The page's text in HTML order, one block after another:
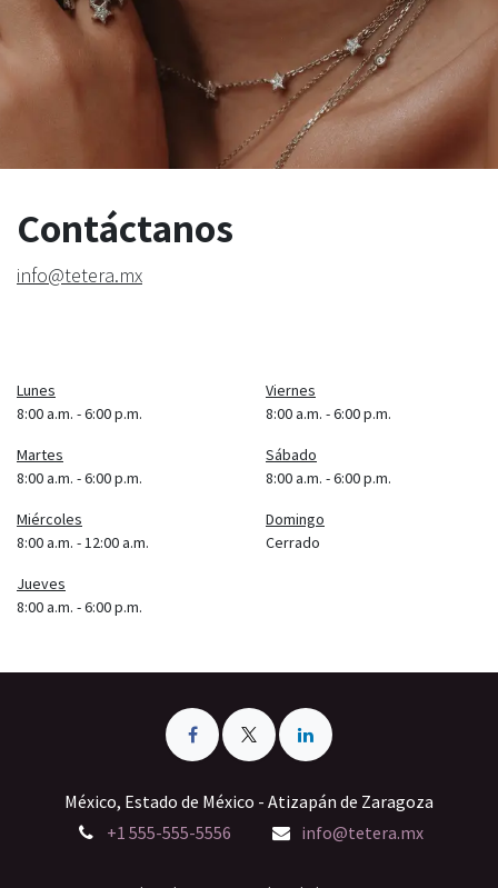
Contáctanos
info@tetera.mx
Lunes
8:00 a.m. - 6:00 p.m.
Martes
8:00 a.m. - 6:00 p.m.
Miércoles
8:00 a.m. - 12:00 a.m.
Jueves
8:00 a.m. - 6:00 p.m.
Viernes
8:00 a.m. - 6:00 p.m.
Sábado
8:00 a.m. - 6:00 p.m.
Domingo
Cerrado
México, Estado de México - Atizapán de Zaragoza
+1 555-555-5556
info@tetera.mx